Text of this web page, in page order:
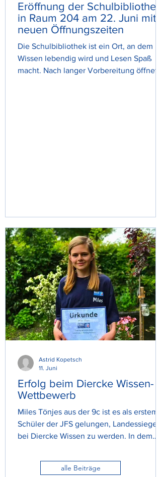
Eröffnung der Schulbibliothek
in Raum 204 am 22. Juni mit
neuen Öffnungszeiten
Die Schulbibliothek ist ein Ort, an dem
Wissen lebendig wird und Lesen Spaß
macht. Nach langer Vorbereitung öffnet
Erfolg beim Diercke Wissen-
Wettbewerb
Miles Tönjes aus der 9c ist es als erstem
Schüler der JFS gelungen, Landessieger
bei Diercke Wissen zu werden. In dem
gefächertes geographisches Wissen
abgefragt wird, war er damit der beste
Astrid Kopetsch
11. Juni
alle Beiträge